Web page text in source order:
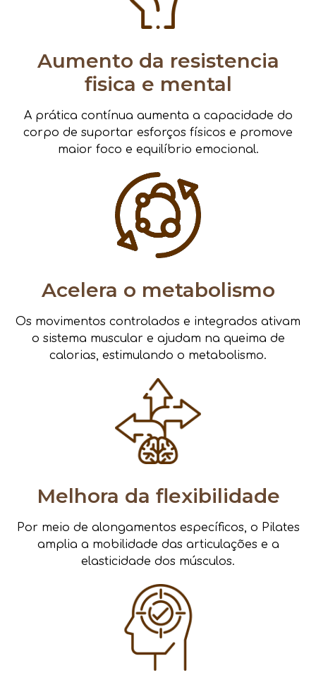
Aumento da resistencia
fisica e mental
A prática contínua aumenta a capacidade do
corpo de suportar esforços físicos e promove
maior foco e equilíbrio emocional.
Acelera o metabolismo
Os movimentos controlados e integrados ativam
o sistema muscular e ajudam na queima de
calorias, estimulando o metabolismo.
Melhora da flexibilidade
Por meio de alongamentos específicos, o Pilates
amplia a mobilidade das articulações e a
elasticidade dos músculos.